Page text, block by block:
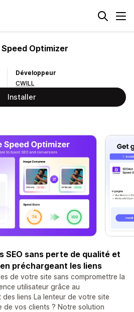
Speed Optimizer
Développeur
CWILL
Installer
SEO sans perte de qualité et
préchargeant les liens
de votre site sans compromettre la
utilisateur grâce au
liens La lenteur de votre site
vos clients ? Notre solution